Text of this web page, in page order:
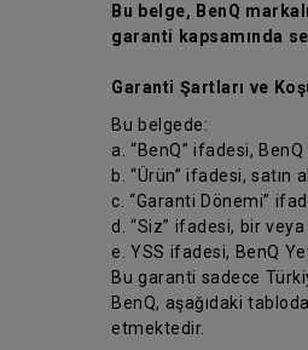
Bu belge, BenQ
garanti kapsamında
Garanti Şartları ve
Bu belgede:
a. “BenQ” ifadesi,
b. “Ürün” ifadesi,
c. “Garanti Dönemi”
d. “Siz” ifadesi, bir
e. YSS ifadesi, BenQ
Bu garanti sadece
BenQ, aşağıdaki
etmektedir.